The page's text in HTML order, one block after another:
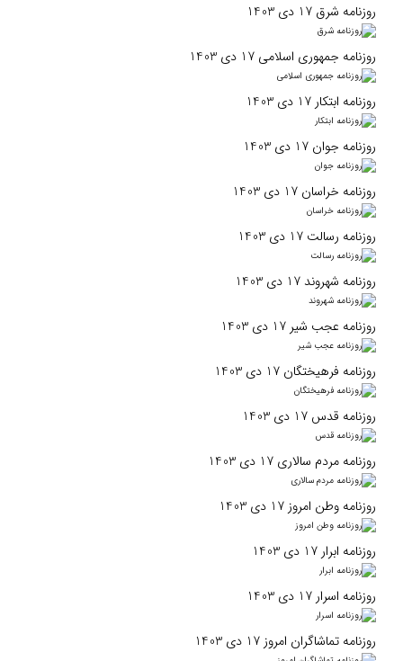
روزنامه شرق 17 دی 1403
روزنامه جمهوری اسلامی 17 دی 1403
روزنامه ابتکار 17 دی 1403
روزنامه جوان 17 دی 1403
روزنامه خراسان 17 دی 1403
روزنامه رسالت 17 دی 1403
روزنامه شهروند 17 دی 1403
روزنامه عجب شیر 17 دی 1403
روزنامه فرهیختگان 17 دی 1403
روزنامه قدس 17 دی 1403
روزنامه مردم سالاری 17 دی 1403
روزنامه وطن امروز 17 دی 1403
روزنامه ابرار 17 دی 1403
روزنامه اسرار 17 دی 1403
روزنامه تماشاگران امروز 17 دی 1403